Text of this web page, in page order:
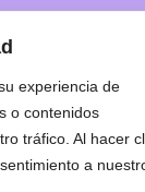
experiencia de
o contenidos
tráfico. Al hacer
a